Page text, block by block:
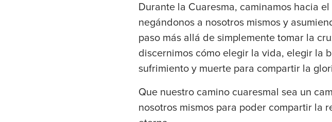
Durante la Cuaresma, caminamos hacia
negándonos a nosotros mismos y
paso más allá de simplemente tomar la
discernimos cómo elegir la vida, elegir la
sufrimiento y muerte para compartir la
Que nuestro camino cuaresmal sea un
nosotros mismos para poder compartir la